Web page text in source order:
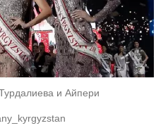
и Айпери